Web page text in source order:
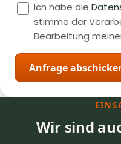
Ich habe die
stimme der
Bearbeitung
Anfrage
Wir sind